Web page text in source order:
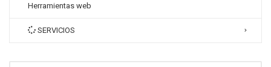
Herramientas web
SERVICIOS